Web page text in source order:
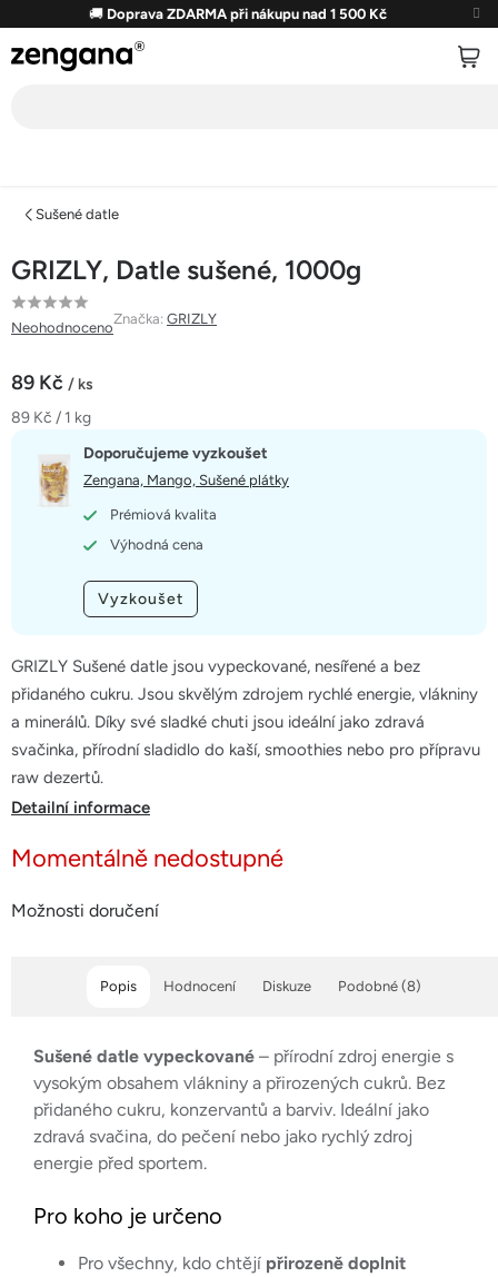
obsah
🚚 Doprava ZDARMA při nákupu nad 1 500 Kč
Sušené datle
GRIZLY, Datle sušené, 1000g
Průměrné
hodnocení
je
0,0
hvězdiček.
Neohodnoceno
Značka: GRIZLY
89 Kč / ks
Měrná
89 Kč / 1 kg
Momentálně nedostupné
Možnosti doručení
GRIZLY Sušené datle jsou vypeckované, nesířené a bez
přidaného cukru. Jsou skvělým zdrojem rychlé energie, vlákniny
a minerálů. Díky své sladké chuti jsou ideální jako zdravá
svačinka, přírodní sladidlo do kaší, smoothies nebo pro přípravu
raw dezertů.
Doporučujeme vyzkoušet
Zengana, Mango, Sušené plátky
Prémiová kvalita
Výhodná cena
Vyzkoušet
Detailní informace
Popis Podobné (8)
Hodnocení Diskuze
Sušené datle vypeckované – přírodní zdroj energie s
vysokým obsahem vlákniny a přirozených cukrů. Bez
přidaného cukru, konzervantů a barviv. Ideální jako
zdravá svačina, do pečení nebo jako rychlý zdroj
energie před sportem.
Pro koho je určeno
Pro všechny, kdo chtějí přirozeně doplnit